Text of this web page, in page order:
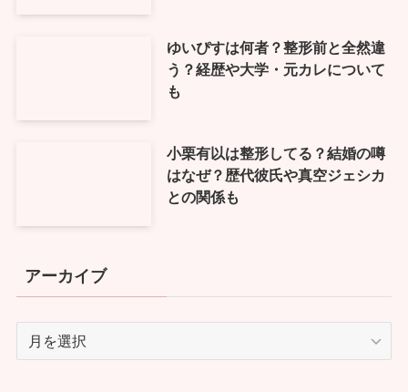
ゆいぴすは何者？整形前と全然違
う？経歴や大学・元カレについて
も
小栗有以は整形してる？結婚の噂
はなぜ？歴代彼氏や真空ジェシカ
との関係も
アーカイブ